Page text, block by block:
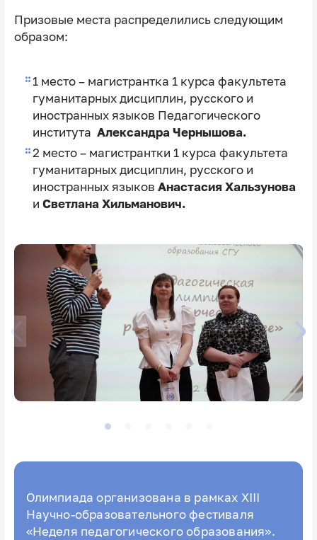
Призовые места распределились следующим
образом:
1 место – магистрантка 1 курса факультета
гуманитарных дисциплин, русского и
иностранных языков Педагогического
института Александра Чернышова.
2 место – магистрантки 1 курса факультета
гуманитарных дисциплин, русского и
иностранных языков Анастасия Хальзунова
и Светлана Хильманович.
Олимпиада организована в рамках XIII
Научно-образовательного фестиваля
«Неделя педагогического образования».